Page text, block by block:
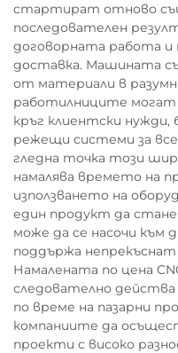
стартират отново
последователен
договорната работа и
доставка. Машината
от материали в
работилниците могат
кръг клиентски нужди,
режещи системи за
гледна точка този
намалява времето на
използването на
един продукт да
може да се насочи към
поддържа
Намалената по цена
следователно
по време на пазарни
компаниите да
проекти с високо